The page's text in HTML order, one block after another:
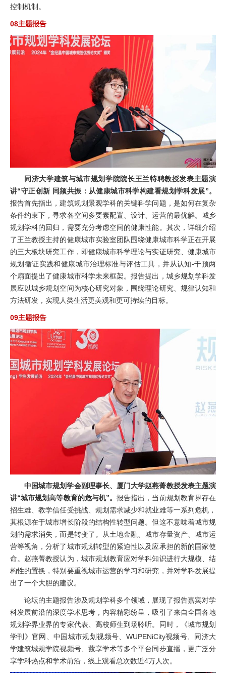
控制机制。
08主题报告
同济大学建筑与城市规划学院院长王兰特聘教授发表主题演
讲“守正创新 同频共振：从健康城市科学构建看规划学科发展”。
报告首先指出，建筑规划景观学科的关键科学问题，是如何在复杂
条件约束下，寻求各空间多要素配置、设计、运营的最优解。城乡
规划学科的回归，需要充分考虑空间的健康性能。其次，详细介绍
了王兰教授主持的健康城市实验室团队围绕健康城市科学正在开展
的三大板块研究工作，即健康城市科学理论与实证研究、健康城市
规划循证实践和健康城市治理标准与评估工具，并从认知-干预两
个扇面提出了健康城市科学未来框架。报告提出，城乡规划学科发
展应以城乡规划空间为核心研究对象，围绕理论研究、规律认知和
方法研发，实现人类生活更美观和更可持续的目标。
09主题报告
中国城市规划学会副理事长、厦门大学赵燕菁教授发表主题演
讲“城市规划高等教育的危与机”。报告指出，当前规划教育界存在
招生难、教学信任受挑战、规划需求减少和就业难等一系列危机，
其根源在于城市增长阶段的结构性转型问题。但这不意味着城市规
划的需求消失，而是转变了。从土地金融、城市存量资产、城市运
营等视角，分析了城市规划转型的紧迫性以及应承担的新的国家使
命。赵燕菁教授认为，城市规划教育应对学科知识进行大规模、结
构性的置换，特别要重视城市运营的学习和研究，并对学科发展提
出了一个大胆的建议。
论坛的主题报告涉及规划学科多个领域，展现了报告嘉宾对学
科发展前沿的深度学术思考，内容精彩纷呈，吸引了来自全国各地
规划学界业界的专家代表、高校师生到场聆听。同时，《城市规划
学刊》官网、中国城市规划视频号、WUPENiCity视频号、同济大
学建筑城规学院视频号、蔻享学术等多个平台同步直播，更广泛分
享学科热点和学术前沿，线上观看总次数近4万人次。